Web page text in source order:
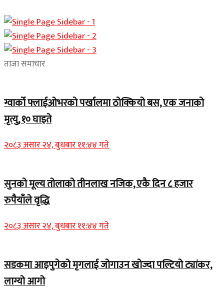
ताजा समाचार
ग्वार्को फ्लाईओभरको पर्खालमा ठोक्कियो बस, एक जनाको
मृत्यु, १० घाइते
२०८३ असार २४, बुधबार ११:४४ गते
सुनको मूल्य तोलाको तीनलाख नजिक, एकै दिन ८ हजार
रुपैयाँले वृद्धि
२०८३ असार २४, बुधबार ११:४४ गते
सडकमा आइपुगेको मृगलाई जोगाउन खोज्दा पल्टियो ट्यांकर,
लाग्यो आगो